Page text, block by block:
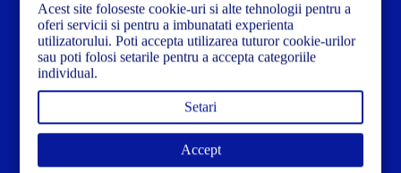
Str. Dacia Nr 12 Ineu, Arad 315300 Romania
Acest site foloseste cookie-uri si alte tehnologii pentru a
oferi servicii si pentru a imbunatati experienta
utilizatorului. Poti accepta utilizarea tuturor cookie-urilor
sau poti folosi setarile pentru a accepta categoriile
individual.
Setari
Accept